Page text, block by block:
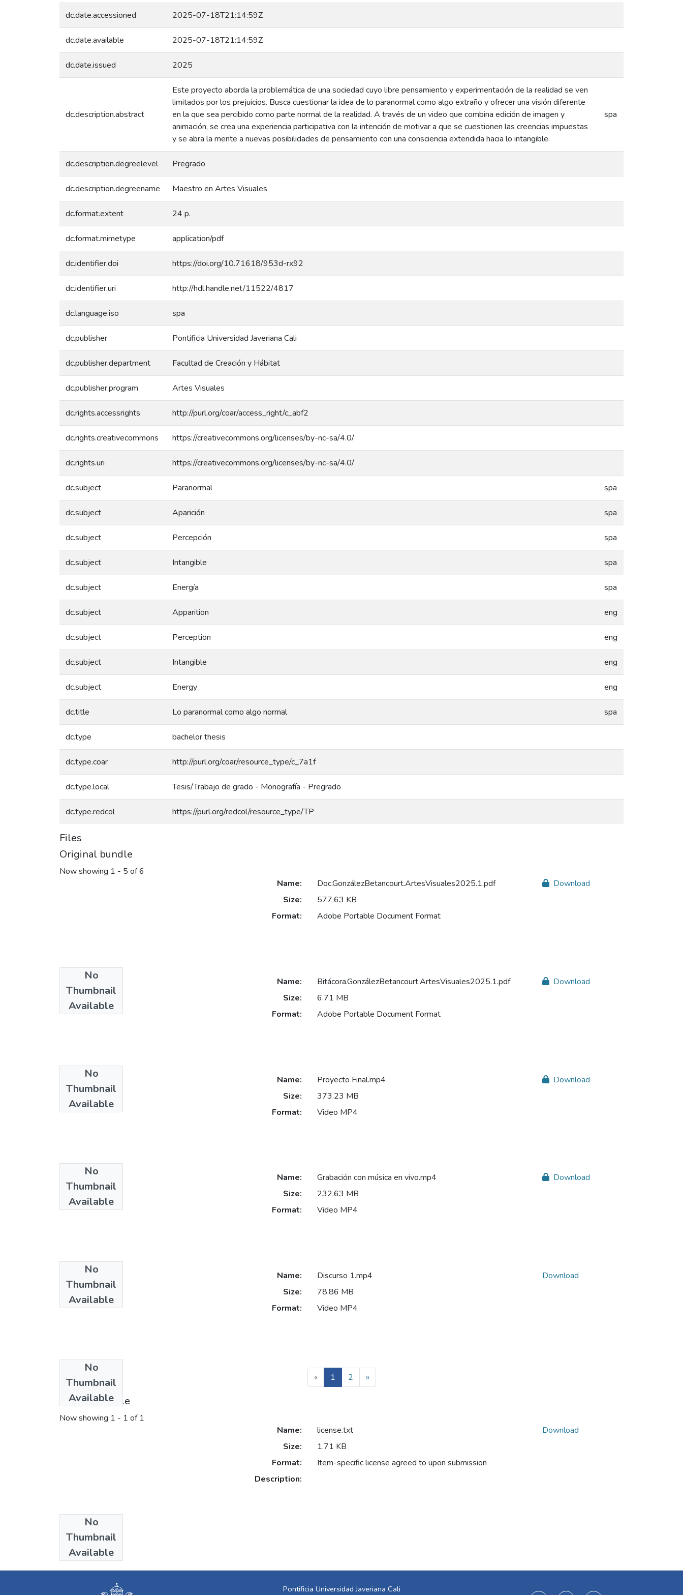
dc.date.accessioned 2025-07-18T21:14:59Z
dc.date.available 2025-07-18T21:14:59Z
dc.date.issued 2025
dc.description.abstract
Este proyecto aborda la problemática de una sociedad cuyo libre pensamiento y experimentación de la realidad se ven
limitados por los prejuicios. Busca cuestionar la idea de lo paranormal como algo extraño y ofrecer una visión diferente
en la que sea percibido como parte normal de la realidad. A través de un video que combina edición de imagen y
animación, se crea una experiencia participativa con la intención de motivar a que se cuestionen las creencias impuestas
y se abra la mente a nuevas posibilidades de pensamiento con una consciencia extendida hacia lo intangible.
spa
dc.description.degreelevel Pregrado
dc.description.degreename Maestro en Artes Visuales
dc.format.extent 24 p.
dc.format.mimetype application/pdf
dc.identifier.doi https://doi.org/10.71618/953d-rx92
dc.identifier.uri http://hdl.handle.net/11522/4817
dc.language.iso spa
dc.publisher Pontificia Universidad Javeriana Cali
dc.publisher.department Facultad de Creación y Hábitat
dc.publisher.program Artes Visuales
dc.rights.accessrights http://purl.org/coar/access_right/c_abf2
dc.rights.creativecommons https://creativecommons.org/licenses/by-nc-sa/4.0/
dc.rights.uri https://creativecommons.org/licenses/by-nc-sa/4.0/
dc.subject Paranormal spa
dc.subject Aparición spa
dc.subject Percepción spa
dc.subject Intangible spa
dc.subject Energía spa
dc.subject Apparition eng
dc.subject Perception eng
dc.subject Intangible eng
dc.subject Energy eng
dc.title Lo paranormal como algo normal spa
dc.type bachelor thesis
dc.type.coar http://purl.org/coar/resource_type/c_7a1f
dc.type.local Tesis/Trabajo de grado - Monografía - Pregrado
dc.type.redcol https://purl.org/redcol/resource_type/TP
Files
Original bundle
Now showing 1 - 5 of 6
No
Thumbnail
Available
Name:
Doc.GonzálezBetancourt.ArtesVisuales2025.1.pdf
Size:
577.63 KB
Format:
Adobe Portable Document Format
Download
No
Thumbnail
Available
Name:
Bitácora.GonzálezBetancourt.ArtesVisuales2025.1.pdf
Size:
6.71 MB
Format:
Adobe Portable Document Format
Download
No
Thumbnail
Available
Name:
Proyecto Final.mp4
Size:
373.23 MB
Format:
Video MP4
Download
No
Thumbnail
Available
Name:
Grabación con música en vivo.mp4
Size:
232.63 MB
Format:
Video MP4
Download
No
Thumbnail
Available
Name:
Discurso 1.mp4
Size:
78.86 MB
Format:
Video MP4
Download
« 1(current)
2 »
License bundle
Now showing 1 - 1 of 1
No
Thumbnail
Available
Name:
license.txt
Size:
1.71 KB
Format:
Item-specific license agreed to upon submission
Description:
Download
Collections
Artes Visuales
Pontificia Universidad Javeriana Cali